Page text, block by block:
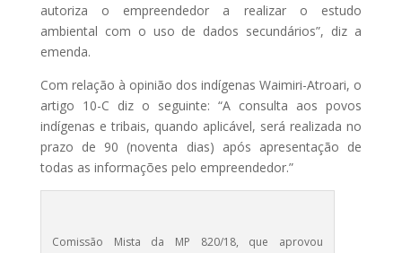
autoriza o empreendedor a realizar o estudo
ambiental com o uso de dados secundários”, diz a
emenda.
Com relação à opinião dos indígenas Waimiri-Atroari, o
artigo 10-C diz o seguinte: “A consulta aos povos
indígenas e tribais, quando aplicável, será realizada no
prazo de 90 (noventa dias) após apresentação de
todas as informações pelo empreendedor.”
Comissão Mista da MP 820/18, que aprovou